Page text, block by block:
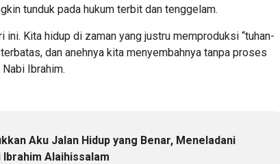
tunduk pada hukum terbit dan tenggelam.
ini. Kita hidup di zaman yang justru memproduksi “tuhan-
dan anehnya kita menyembahnya tanpa proses
Ibrahim.
Aku Jalan Hidup yang Benar, Meneladani
Ibrahim Alaihissalam